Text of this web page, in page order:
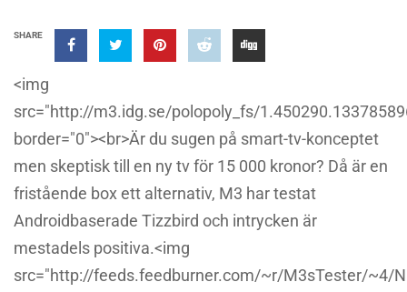
SHARE
<img
src="http://m3.idg.se/polopoly_fs/
border="0"><br>Är du sugen på smart-tv-konceptet
men skeptisk till en ny tv för 15 000 kronor? Då är en
fristående box ett alternativ, M3 har testat
Androidbaserade Tizzbird och intrycken är
mestadels positiva.<img
src="http://feeds.feedburner.com/~r/M3sTester/~4/